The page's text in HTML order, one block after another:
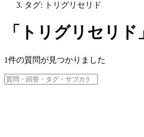
タグ:
トリグリセリド
「 トリグリセリド
1件の質問が見つかりました